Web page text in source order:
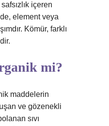
içeren
element veya
Kömür, farklı
mi?
maddelerin
ve gözenekli
sıvı